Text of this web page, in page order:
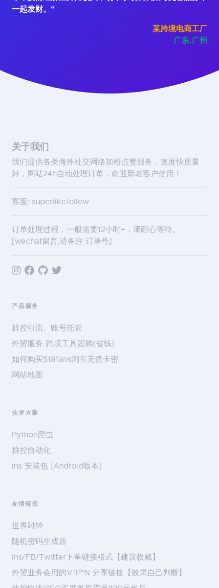
一起发财。"
某跨境电商工厂
广东.广州
关于我们
我们提供各类海外社交网络加粉点赞服务，速度快质量
好，网站24h自动处理订单，欢迎新老客户使用！
客服: superlikefollow
订单处理过程，一般需要12小时+，请耐心等待。
[wechat留言,请备注 订单号]
产品服务
群控引流、账号托管
外贸服务-跨境工具团购(省钱)
如何购买518fans淘宝充值卡密
网站地图
技术方案
Python爬虫
群控自动化
ins 安装包 [Android版本]
友情链接
世界时钟
随机密码生成器
Ins/FB/Twitter下单链接格式【建议收藏】
外贸业务会用的V*P*N 分享链接【效果自己判断】